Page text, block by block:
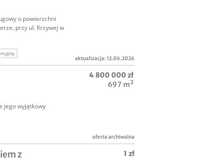
o powierzchni
przy ul. Krzywej w
aktualizacja: 12.06.2026
jego wyjątkowy
4 800 000 zł
697 m²
oferta archiwalna
z 1 zł